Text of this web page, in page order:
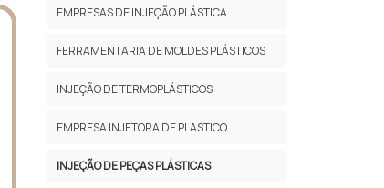
EMPRESAS DE INJEÇÃO PLÁSTICA
FERRAMENTARIA DE MOLDES PLÁSTICOS
INJEÇÃO DE TERMOPLÁSTICOS
EMPRESA INJETORA DE PLASTICO
INJEÇÃO DE PEÇAS PLÁSTICAS